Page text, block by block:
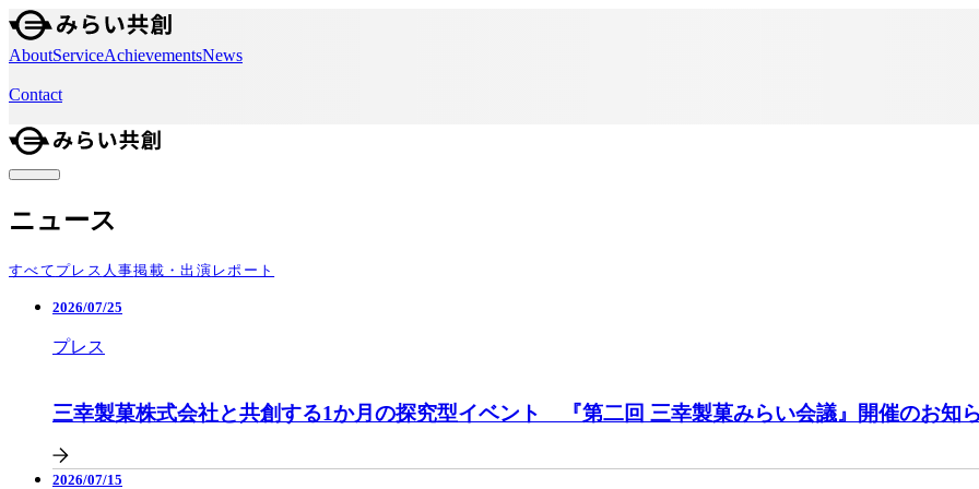
AboutServiceAchievementsNews
Contact
ニュース
すべて プレス 人事掲載・出演 レポート
2026/07/25
プレス
三幸製菓株式会社と共創する1か月の探究型イベント 『第二回 三幸製菓みらい会議』開催のお知
2026/07/15